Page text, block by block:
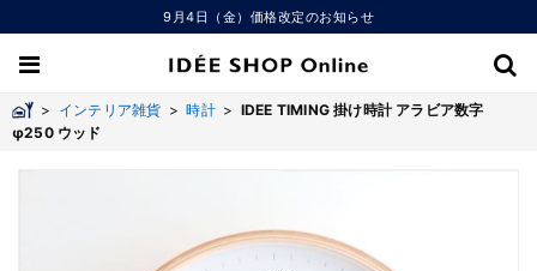
9月4日（金）価格改定のお知らせ
> インテリア雑貨 >時計> IDEE TIMING 掛け時計 アラビア数字
φ250 ウッド